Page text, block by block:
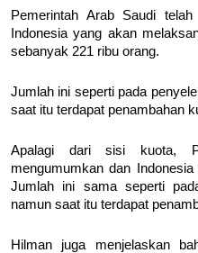
Pemerintah Arab Saudi
Indonesia yang akan
sebanyak 221 ribu orang.
Jumlah ini seperti pada
saat itu terdapat penambahan
Apalagi dari sisi kuota,
mengumumkan dan
Jumlah ini sama seperti
namun saat itu terdapat
Hilman juga menjelaskan